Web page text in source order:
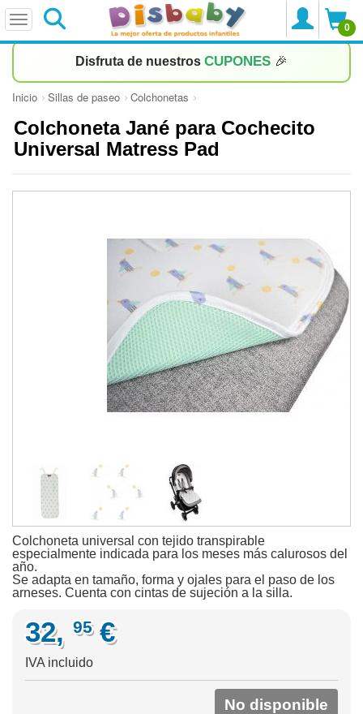
0
Disfruta de nuestros CUPONES 🎉
Inicio Sillas de paseo Colchonetas
Colchoneta Jané para Cochecito
Universal Matress Pad
Colchoneta universal con tejido transpirable
especialmente indicada para los meses más calurosos del
año.
Se adapta en tamaño, forma y ojales para el paso de los
arneses. Cuenta con cintas de sujeción a la silla.
32, 95 €
IVA incluido
No disponible